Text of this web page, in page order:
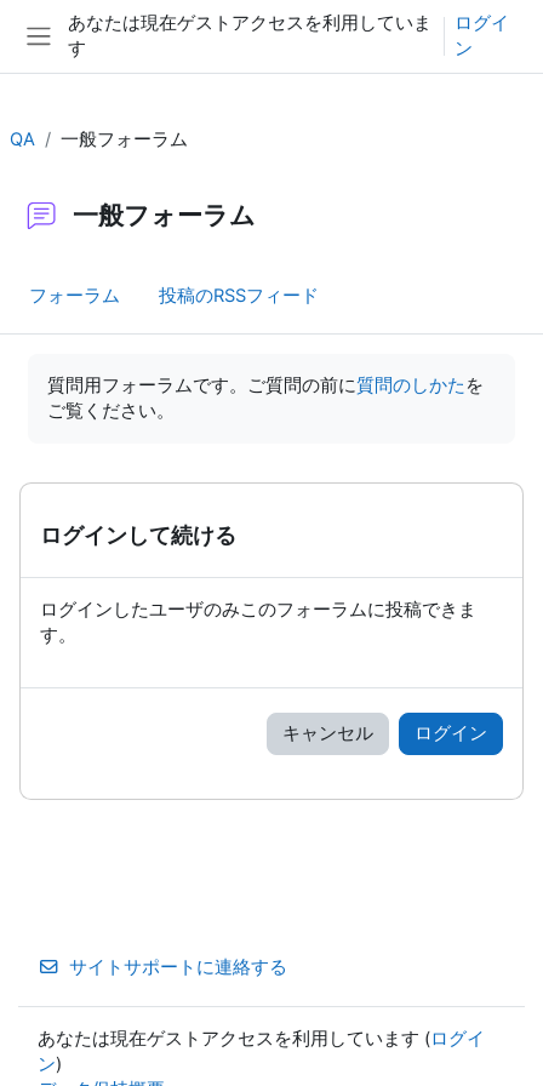
メインコンテンツへスキップする
サイドパネル
あなたは現在ゲストアクセスを利用していま
す
ログイ
ン
QA 一般フォーラム
一般フォーラム
フォーラム 投稿のRSSフィード
質問用フォーラムです。ご質問の前に質問のしかた を
ご覧ください。
ログインして続ける
ログインしたユーザのみこのフォーラムに投稿できま
す。
キャンセル ログイン
サイトサポートに連絡する
あなたは現在ゲストアクセスを利用しています (ログイ
ン)